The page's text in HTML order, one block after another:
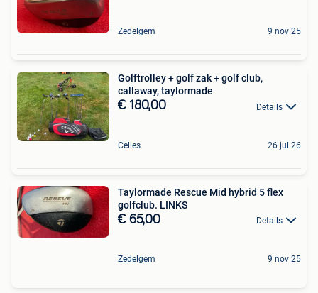
Zedelgem 9 nov 25
Golftrolley + golf zak + golf club,
callaway, taylormade
€ 180,00 Details
Celles 26 jul 26
Taylormade Rescue Mid hybrid 5 flex
golfclub. LINKS
€ 65,00 Details
Zedelgem 9 nov 25